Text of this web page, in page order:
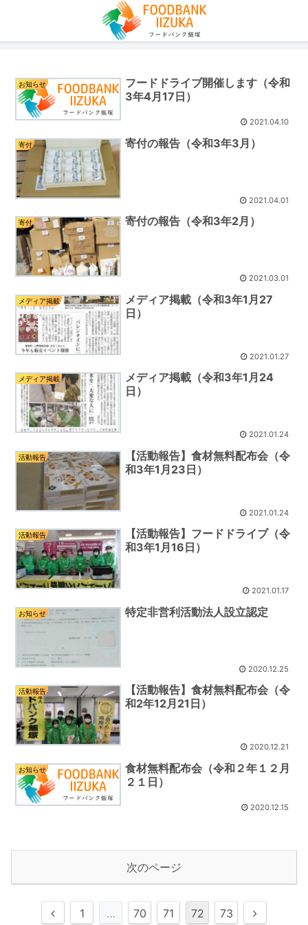
お知らせ
フードドライブ開催します（令和
3年4月17日）
2021.04.10
寄付 寄付の報告（令和3年3月）
2021.04.01
寄付 寄付の報告（令和3年2月）
2021.03.01
メディア掲載
メディア掲載（令和3年1月27
日）
2021.01.27
メディア掲載
メディア掲載（令和3年1月24
日）
2021.01.24
活動報告
【活動報告】食材無料配布会（令
和3年1月23日）
2021.01.24
活動報告
【活動報告】フードドライブ（令
和3年1月16日）
2021.01.17
お知らせ 特定非営利活動法人設立認定
2020.12.25
活動報告
【活動報告】食材無料配布会（令
和2年12月21日）
2020.12.21
お知らせ
食材無料配布会（令和２年１２月
２１日）
2020.12.15
次のページ
前 1 … 70 71 72 73 次